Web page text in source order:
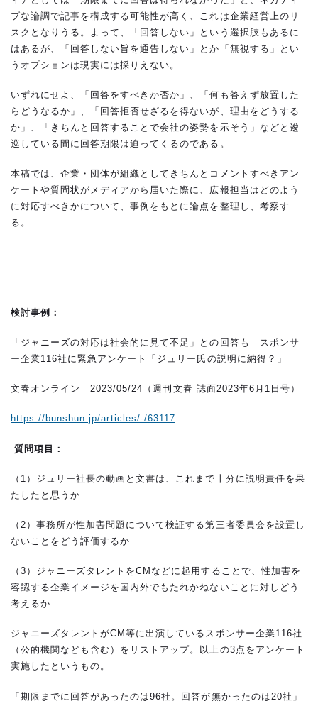
ブな論調で記事を構成する可能性が高く、これは企業経営上のリ
スクとなりうる。よって、「回答しない」という選択肢もあるに
はあるが、「回答しない旨を通告しない」とか「無視する」とい
うオプションは現実には採りえない。
いずれにせよ、「回答をすべきか否か」、「何も答えず放置した
らどうなるか」、「回答拒否せざるを得ないが、理由をどうする
か」、「きちんと回答することで会社の姿勢を示そう」などと逡
巡している間に回答期限は迫ってくるのである。
本稿では、企業・団体が組織としてきちんとコメントすべきアン
ケートや質問状がメディアから届いた際に、広報担当はどのよう
に対応すべきかについて、事例をもとに論点を整理し、考察す
る。
検討事例：
「ジャニーズの対応は社会的に見て不足」との回答も スポンサ
ー企業116社に緊急アンケート「ジュリー氏の説明に納得？」
文春オンライン 2023/05/24（週刊文春 誌面2023年6月1日号）
https://bunshun.jp/articles/-/63117
質問項目：
（1）ジュリー社長の動画と文書は、これまで十分に説明責任を果
たしたと思うか
（2）事務所が性加害問題について検証する第三者委員会を設置し
ないことをどう評価するか
（3）ジャニーズタレントをCMなどに起用することで、性加害を
容認する企業イメージを国内外でもたれかねないことに対しどう
考えるか
ジャニーズタレントがCM等に出演しているスポンサー企業116社
（公的機関なども含む）をリストアップ。以上の3点をアンケート
実施したというもの。
「期限までに回答があったのは96社。回答が無かったのは20社」